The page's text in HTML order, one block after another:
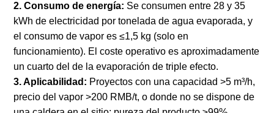
2. Consumo de energía: Se consumen entre 28 y 35
kWh de electricidad por tonelada de agua evaporada, y
el consumo de vapor es ≤1,5 kg (solo en
funcionamiento). El coste operativo es aproximadamente
un cuarto del de la evaporación de triple efecto.
3. Aplicabilidad: Proyectos con una capacidad >5 m³/h,
precio del vapor >200 RMB/t, o donde no se dispone de